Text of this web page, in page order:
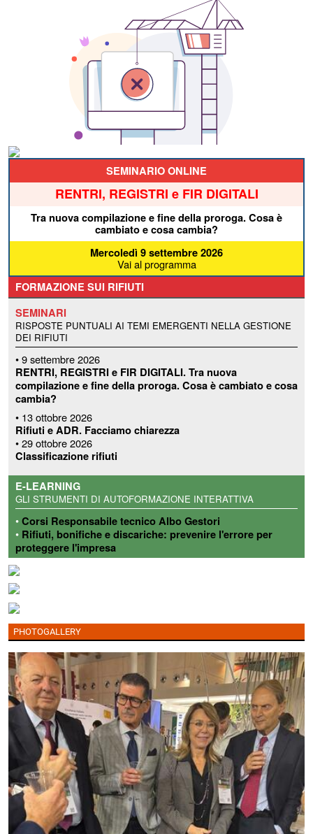
SEMINARIO ONLINE
RENTRI, REGISTRI e FIR DIGITALI
Tra nuova compilazione e fine della proroga. Cosa è
cambiato e cosa cambia?
Mercoledì 9 settembre 2026
Vai al programma
FORMAZIONE SUI RIFIUTI
SEMINARI
RISPOSTE PUNTUALI AI TEMI EMERGENTI NELLA GESTIONE
DEI RIFIUTI
• 9 settembre 2026
RENTRI, REGISTRI e FIR DIGITALI.Tra nuova
compilazione e fine della proroga.Cosa è cambiato e cosa
cambia?
• 13 ottobre 2026
Rifiuti e ADR. Facciamo chiarezza
• 29 ottobre 2026
Classificazione rifiuti
E-LEARNING
GLI STRUMENTI DI AUTOFORMAZIONE INTERATTIVA
•Corsi Responsabile tecnico Albo Gestori
• Rifiuti, bonifiche e discariche: prevenire l'errore per
proteggere l'impresa
PHOTOGALLERY